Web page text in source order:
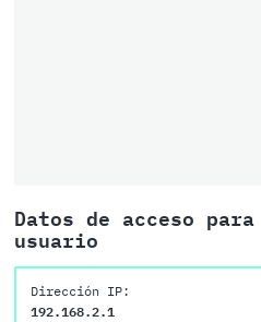
Datos de acceso
usuario
Dirección IP:
192.168.2.1